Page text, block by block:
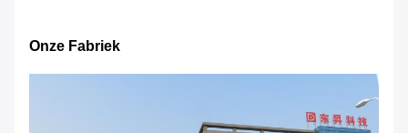
Onze Fabriek